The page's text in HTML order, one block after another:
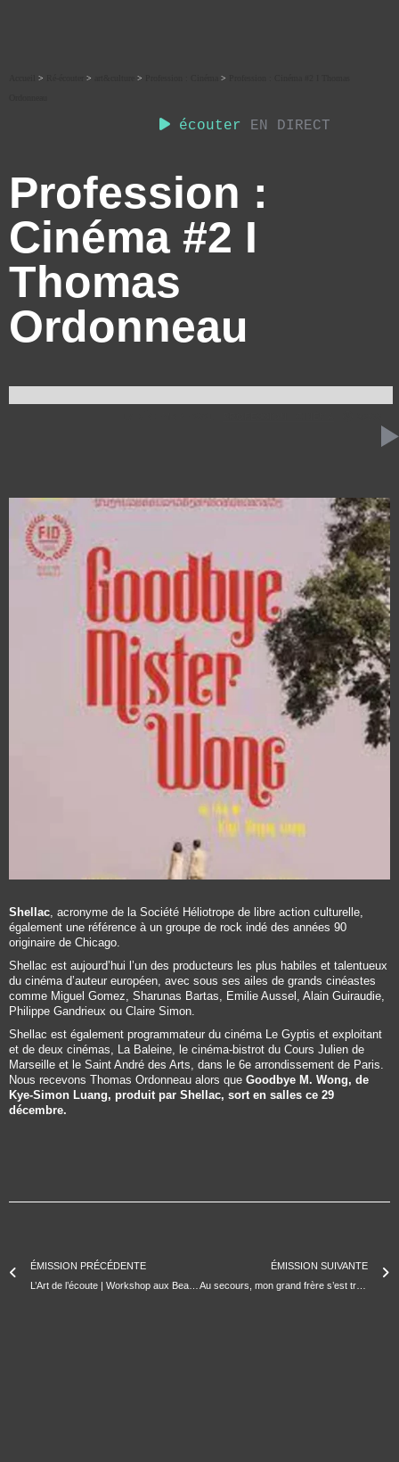
écouter EN DIRECT
> > > >
Profession :
Cinéma #2 I
Thomas
Ordonneau
Shellac, acronyme de la Société Héliotrope de libre action culturelle,
également une référence à un groupe de rock indé des années 90
originaire de Chicago.
Shellac est aujourd’hui l’un des producteurs les plus habiles et talentueux
du cinéma d’auteur européen, avec sous ses ailes de grands cinéastes
comme Miguel Gomez, Sharunas Bartas, Emilie Aussel, Alain Guiraudie,
Philippe Gandrieux ou Claire Simon.
Shellac est également programmateur du cinéma Le Gyptis et exploitant
et de deux cinémas, La Baleine, le cinéma-bistrot du Cours Julien de
Marseille et le Saint André des Arts, dans le 6e arrondissement de Paris.
Nous recevons Thomas Ordonneau alors que Goodbye M. Wong, de
Kye-Simon Luang, produit par Shellac, sort en salles ce 29
décembre.
ÉMISSION PRÉCÉDENTE
ÉMISSION SUIVANTE
Au secours, mon grand frère s’est transformé // 22.12.2021